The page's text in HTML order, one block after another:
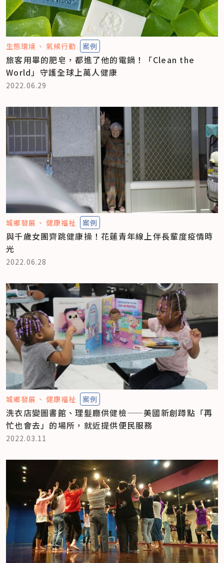
生態環境 氣候行動 案例
旅客用畢的肥皂，都進了他的電鍋！「Clean the
World」守護全球上萬人健康
2022.06.29
城鄉發展 健康福祉 案例
與千歲女團齊跳健康操！花蓮青年線上伴長輩度疫情時
光
2022.06.28
城鄉發展 健康福祉 案例
洗衣店變圖書館、理髮廳供健檢——美國新創蹲點「再
忙也會去」的場所，就近提供便民服務
2022.03.11